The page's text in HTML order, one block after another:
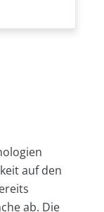
auf den
ab. Die